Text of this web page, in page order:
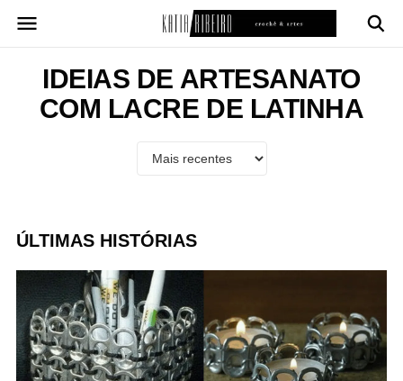
para
conteúdoIDEIAS DE ARTESANATO
COM LACRE DE LATINHA
ÚLTIMAS HISTÓRIAS